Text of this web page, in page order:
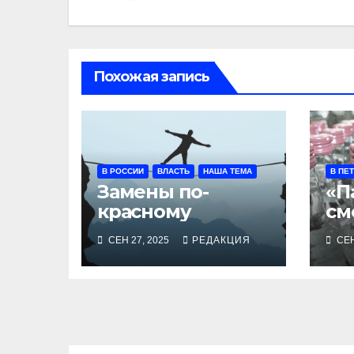
Похожая запись
В РОССИИ ВЛАСТЬ НАША ТЕМА
Замены по-
красному
СЕН 27, 2025 РЕДАКЦИЯ
В